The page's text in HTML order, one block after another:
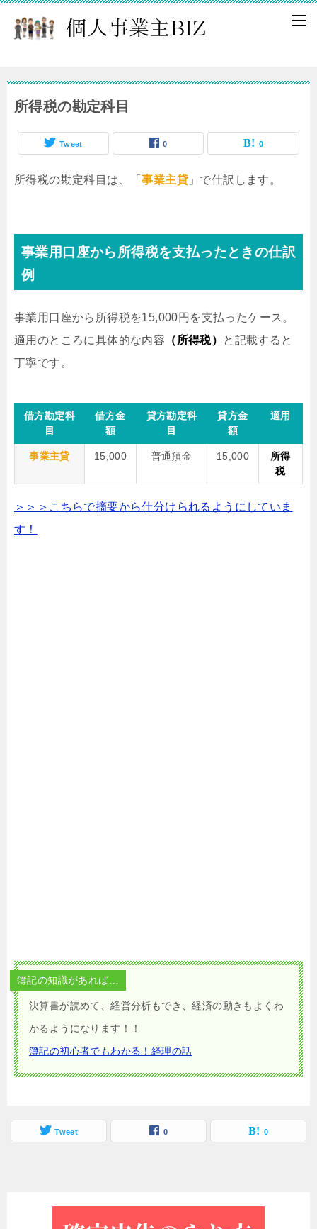
所得税の勘定科目
Tweet 0 0
所得税の勘定科目は、「事業主貸 」で仕訳します。
事業用口座から所得税を支払ったときの仕訳
例
事業用口座から所得税を15,000円を支払ったケース。
適用のところに具体的な内容 （所得税）
と記載すると
丁寧です。
借方勘定科
目
借方金
額
貸方勘定科
目
貸方金
額
適用
事業主貸 15,000 普通預金 15,000
所得
税
＞＞＞こちらで摘要から仕分けられるようにしていま
す！
簿記の知識があれば…
決算書が読めて、経営分析もでき、経済の動きもよくわ
かるようになります！！
簿記の初心者でもわかる！経理の話
Tweet 0 0